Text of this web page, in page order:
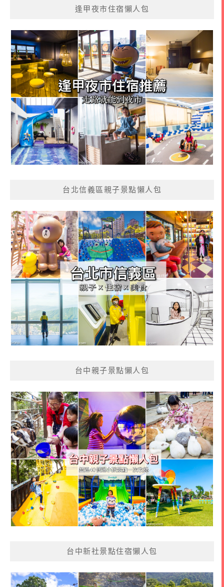
逢甲夜市住宿懶人包
台北信義區親子景點懶人包
台中親子景點懶人包
台中新社景點住宿懶人包